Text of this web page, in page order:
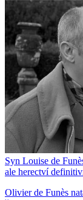
Syn Louise de
ale herectví
Olivier de Funès